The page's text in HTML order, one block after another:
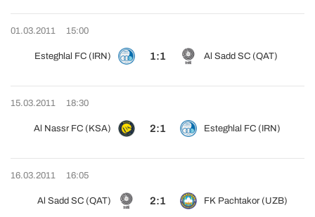
01.03.2011 15:00
Esteghlal FC (IRN) 1:1 Al Sadd SC (QAT)
15.03.2011 18:30
Al Nassr FC (KSA) 2:1 Esteghlal FC (IRN)
16.03.2011 16:05
Al Sadd SC (QAT) 2:1 FK Pachtakor (UZB)